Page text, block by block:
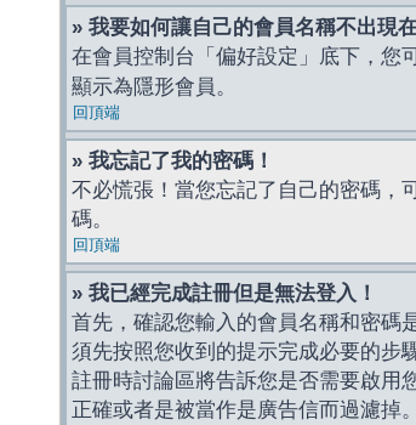
» 我要如何讓自己的會員名稱不出現
在會員控制台「偏好設定」底下，您
顯示為隱形會員。
回頂端
» 我忘記了我的密碼！
不必慌張！當您忘記了自己的密碼，
碼。
回頂端
» 我已經完成註冊但是無法登入！
首先，確認您輸入的會員名稱和密碼
須先按照您收到的提示完成必要的步
註冊時討論區將告訴您是否需要啟用
正確或者是被當作是廣告信而過濾掉